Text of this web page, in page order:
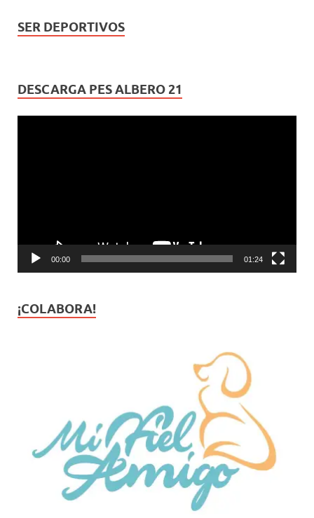
SER DEPORTIVOS
DESCARGA PES ALBERO 21
00:00 01:24
¡COLABORA!